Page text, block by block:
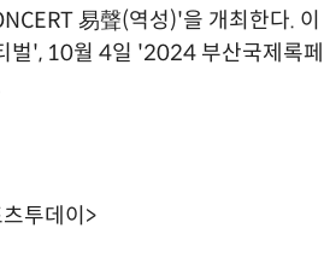
易聲(역성)'을 개최한다. 이
벌', 10월 4일 '2024 부산국제록페
투데이>